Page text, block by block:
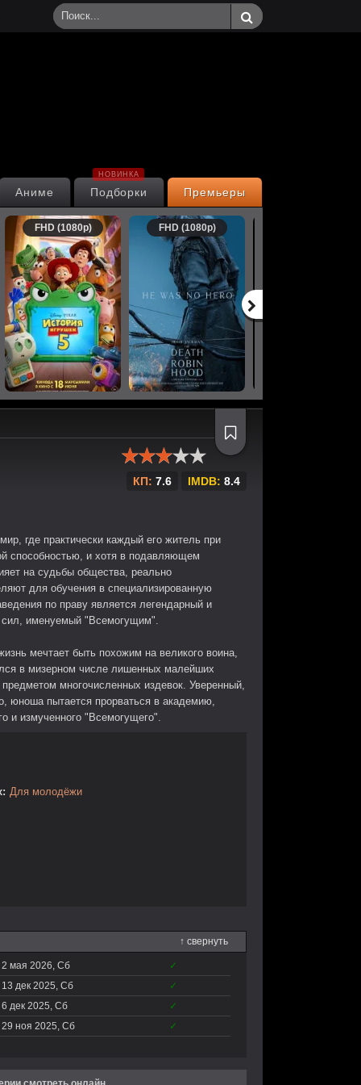
Премьеры
Подборки
НОВИНКА
Аниме
FHD (1080p) FHD (1080p)
КП: 7.6 IMDB: 8.4
где практически каждый его житель при
способностью, и хотя в подавляющем
на судьбы общества, реально
для обучения в специализированную
по праву является легендарный и
сил, именуемый "Всемогущим".
мечтает быть похожим на великого воина,
в мизерном числе лишенных малейших
многочисленных издевок. Уверенный,
юноша пытается прорваться в академию,
и измученного "Всемогущего".
Для молодёжи
↑ свернуть
2 мая 2026, Сб
✓
13 дек 2025, Сб
✓
6 дек 2025, Сб
✓
29 ноя 2025, Сб
✓